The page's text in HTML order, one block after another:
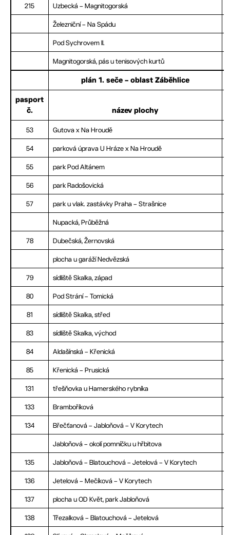
215 Uzbecká – Magnitogorská
Železniční – Na Spádu
Pod Sychrovem ll.
Magnitogorská, pás u tenisových kurtů
plán 1. seče – oblast Záběhlice
pasport
č.
název plochy
53 Gutova x Na Hroudě
54 parková úprava U Hráze x Na Hroudě
55 park Pod Altánem
56 park Radošovická
57 park u vlak. zastávky Praha – Strašnice
Nupacká, Průběžná
78 Dubečská, Žernovská
plocha u garáží Nedvězská
79 sídliště Skalka, západ
80 Pod Strání – Tomická
81 sídliště Skalka, střed
83 sídliště Skalka, východ
84 Aldašínská – Křenická
85 Křenická – Prusická
131 třešňovka u Hamerského rybníka
133 Bramboříková
134 Břečťanová – Jabloňová – V Korytech
Jabloňová – okolí pomníčku u hřbitova
135 Jabloňová – Blatouchová – Jetelová – V Korytech
136 Jetelová – Mečíková – V Korytech
137 plocha u OD Květ, park Jabloňová
138 Třezalková – Blatouchová – Jetelová